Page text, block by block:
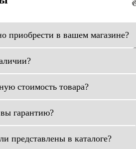
приобрести в вашем магазине?
стоимость товара?
гарантию?
представлены в каталоге?